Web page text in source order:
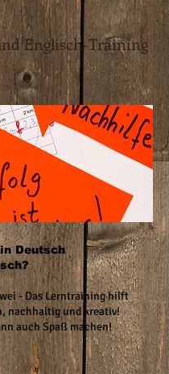
Englisch-Training
Deutsch
- Das Lerntraining hilft
nachhaltig und kreativ!
auch Spaß machen!